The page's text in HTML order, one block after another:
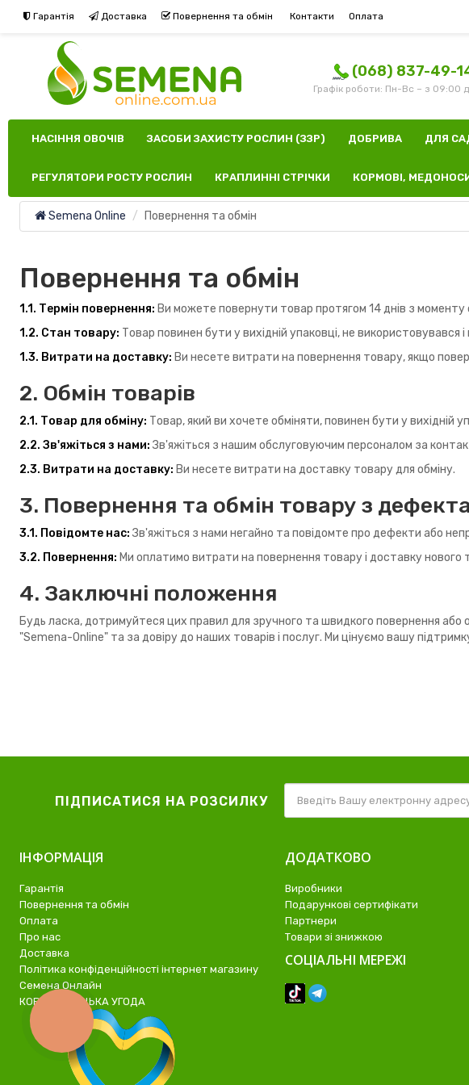
Гарантія Доставка Повернення та обмін Контакти Оплата
(068) 837-49-
Графік роботи: Пн-Вс – з 09:00
НАСІННЯ ОВОЧІВ ЗАСОБИ ЗАХИСТУ РОСЛИН (ЗЗР) ДОБРИВА ДЛЯ
РЕГУЛЯТОРИ РОСТУ РОСЛИН КРАПЛИННІ СТРІЧКИ КОРМОВІ,
Semena Online Повернення та обмін
Повернення та обмін
1.1. Термін повернення: Ви можете повернути товар протягом 14 днів з моменту
1.2. Стан товару: Товар повинен бути у вихідній упаковці, не використовувався
1.3. Витрати на доставку: Ви несете витрати на повернення товару, якщо
2. Обмін товарів
2.1. Товар для обміну: Товар, який ви хочете обміняти, повинен бути у вихідній
2.2. Зв'яжіться з нами: Зв'яжіться з нашим обслуговуючим персоналом за
2.3. Витрати на доставку: Ви несете витрати на доставку товару для обміну.
3. Повернення та обмін товару з
3.1. Повідомте нас: Зв'яжіться з нами негайно та повідомте про дефекти або
3.2. Повернення: Ми оплатимо витрати на повернення товару і доставку
4. Заключні положення
Будь ласка, дотримуйтеся цих правил для зручного та швидкого повернення або
"Semena-Online" та за довіру до наших товарів і послуг. Ми цінуємо вашу
ПІДПИСАТИСЯ НА РОЗСИЛКУ
ІНФОРМАЦІЯ
Гарантія
Повернення та обмін
Оплата
Про нас
Доставка
Політика конфіденційності інтернет магазину
Семена Онлайн
КОРИСТУВАЦЬКА УГОДА
ДОДАТКОВО
Виробники
Подарункові сертифікати
Партнери
Товари зі знижкою
СОЦІАЛЬНІ МЕРЕЖІ